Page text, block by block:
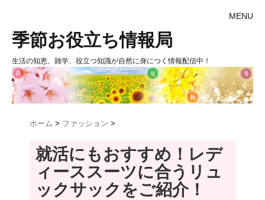
MENU
季節お役立ち情報局
生活の知恵、雑学、役立つ知識が自然に身につく情報配信中！
ホーム > ファッション >
就活にもおすすめ！レデ
ィーススーツに合うリュ
ックサックをご紹介！